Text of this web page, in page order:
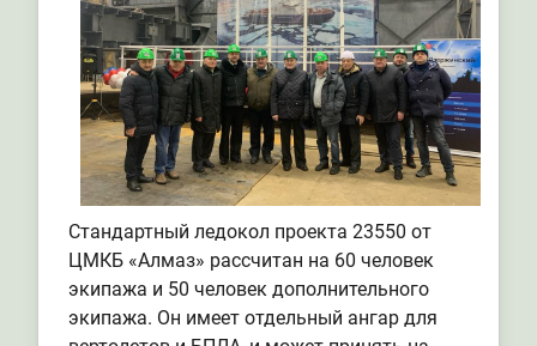
Стандартный ледокол проекта 23550 от
ЦМКБ «Алмаз» рассчитан на 60 человек
экипажа и 50 человек дополнительного
экипажа. Он имеет отдельный ангар для